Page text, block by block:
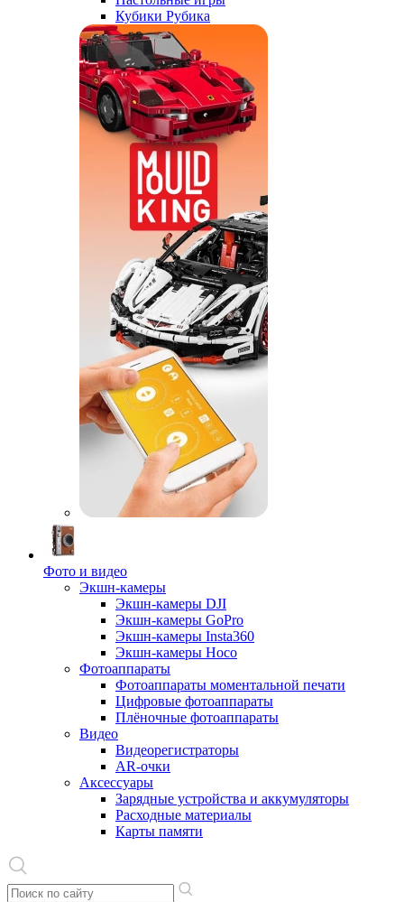
Кубики Рубика
Фото и видео
Экшн-камеры
Экшн-камеры DJI
Экшн-камеры GoPro
Экшн-камеры Insta360
Экшн-камеры Hoco
Фотоаппараты
Фотоаппараты моментальной печати
Цифровые фотоаппараты
Плёночные фотоаппараты
Видео
Видеорегистраторы
AR-очки
Аксессуары
Зарядные устройства и аккумуляторы
Расходные материалы
Карты памяти